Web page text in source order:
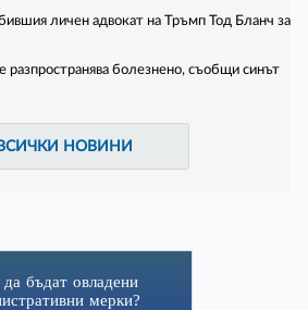
личен адвокат на Тръмп Тод Бланч за
разпространява болезнено, съобщи синът
НОВИНИ